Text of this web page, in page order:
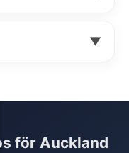
▼
för Auckland